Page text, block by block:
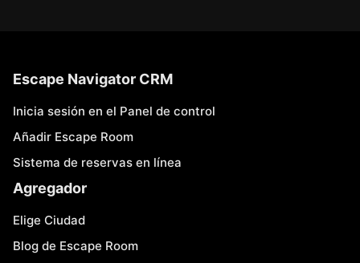
Escape Navigator CRM
Inicia sesión en el Panel de control
Añadir Escape Room
Sistema de reservas en línea
Agregador
Elige Ciudad
Blog de Escape Room